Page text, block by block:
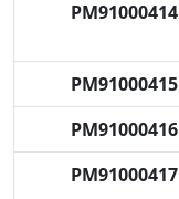
PM91000414
PM91000415
PM91000416
PM91000417